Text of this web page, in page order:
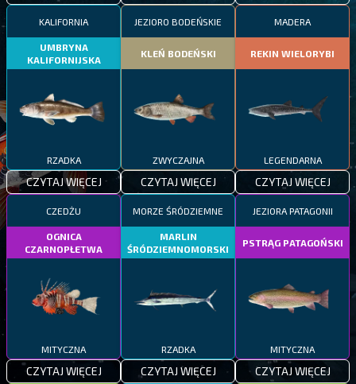
KALIFORNIA
UMBRYNA
KALIFORNIJSKA
RZADKA
CZYTAJ WIĘCEJ
JEZIORO BODEŃSKIE
KLEŃ BODEŃSKI
ZWYCZAJNA
CZYTAJ WIĘCEJ
MADERA
REKIN WIELORYBI
LEGENDARNA
CZYTAJ WIĘCEJ
CZEDŻU
OGNICA
CZARNOPŁETWA
MITYCZNA
CZYTAJ WIĘCEJ
MORZE ŚRÓDZIEMNE
MARLIN
ŚRÓDZIEMNOMORSKI
RZADKA
CZYTAJ WIĘCEJ
JEZIORA PATAGONII
PSTRĄG PATAGOŃSKI
MITYCZNA
CZYTAJ WIĘCEJ